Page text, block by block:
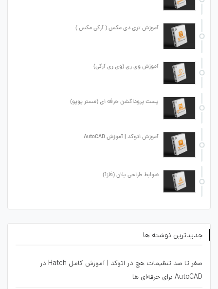
آموزش تری دی مکس ( آرکی مکس )
آموزش وی ری (وی ری آرکی)
پست پروداکشن حرفه ای (مستر پوپو)
آموزش اتوکد | آموزش AutoCAD
ضوابط طراحی پلان (فاز1)
جدیدترین نوشته ها
صفر تا صد تنظیمات هچ در اتوکد | آموزش کامل Hatch در
AutoCAD برای حرفه‌ای ها